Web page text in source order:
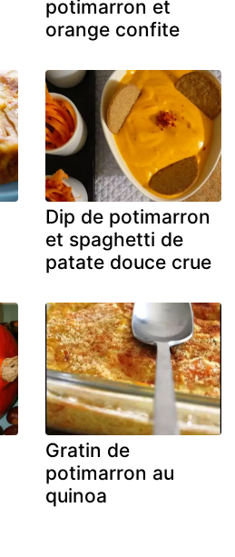
potimarron et
orange confite
Dip de potimarron
et spaghetti de
patate douce crue
Gratin de
potimarron au
quinoa